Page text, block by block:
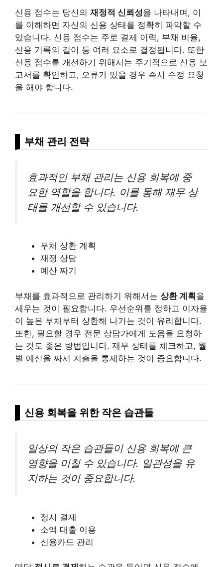
신용 점수는 당신의 재정적 신뢰성을 나타내며, 이
를 이해하면 자신의 신용 상태를 정확히 파악할 수
있습니다. 신용 점수는 주로 결제 이력, 부채 비율,
신용 기록의 길이 등 여러 요소로 결정됩니다. 또한
신용 점수를 개선하기 위해서는 주기적으로 신용 보
고서를 확인하고, 오류가 있을 경우 즉시 수정 요청
을 해야 합니다.
부채 관리 전략
효과적인 부채 관리는 신용 회복에 중
요한 역할을 합니다. 이를 통해 재무 상
태를 개선할 수 있습니다.
부채 상환 계획
재정 상담
예산 짜기
부채를 효과적으로 관리하기 위해서는 상환 계획을
세우는 것이 필요합니다. 우선순위를 정하고 이자율
이 높은 부채부터 상환해 나가는 것이 유리합니다.
또한, 필요할 경우 전문 상담가에게 도움을 요청하
는 것도 좋은 방법입니다. 재무 상태를 체크하고, 월
별 예산을 짜서 지출을 통제하는 것이 중요합니다.
신용 회복을 위한 작은 습관들
일상의 작은 습관들이 신용 회복에 큰
영향을 미칠 수 있습니다. 일관성을 유
지하는 것이 중요합니다.
정시 결제
소액 대출 이용
신용카드 관리